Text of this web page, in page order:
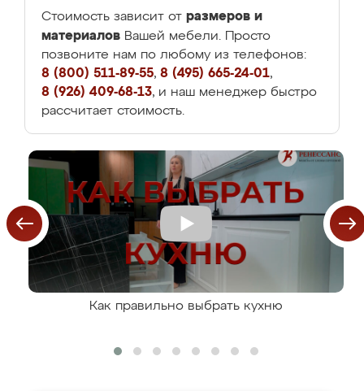
Стоимость зависит от размеров и
материалов Вашей мебели. Просто
позвоните нам по любому из телефонов:
8 (800) 511-89-55, 8 (495) 665-24-01,
8 (926) 409-68-13, и наш менеджер быстро
рассчитает стоимость.
Как правильно выбрать кухню